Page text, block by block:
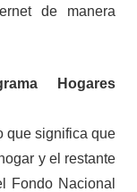
de manera
Hogares
que significa que
y el restante
Fondo Nacional